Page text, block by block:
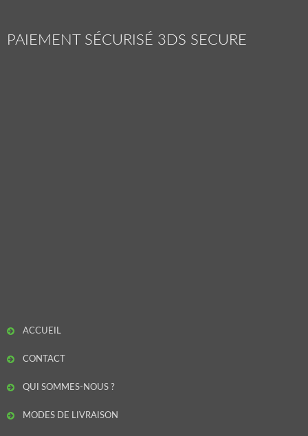
PAIEMENT SÉCURISÉ 3DS SECURE
ACCUEIL
CONTACT
QUI SOMMES-NOUS ?
MODES DE LIVRAISON